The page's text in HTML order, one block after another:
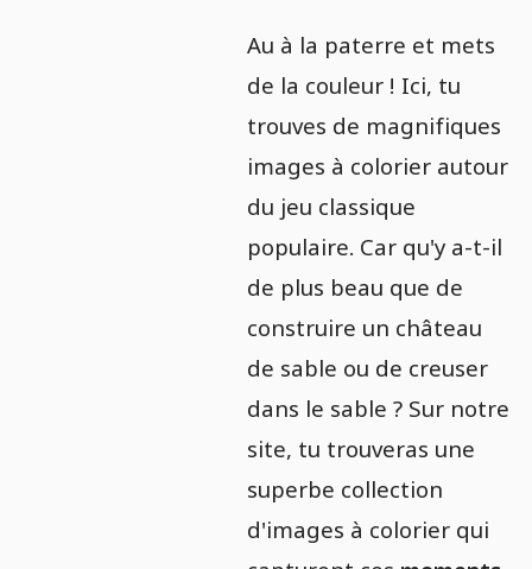
Au à la paterre et mets
de la couleur ! Ici, tu
trouves de magnifiques
images à colorier autour
du jeu classique
populaire. Car qu'y a-t-il
de plus beau que de
construire un château
de sable ou de creuser
dans le sable ? Sur notre
site, tu trouveras une
superbe collection
d'images à colorier qui